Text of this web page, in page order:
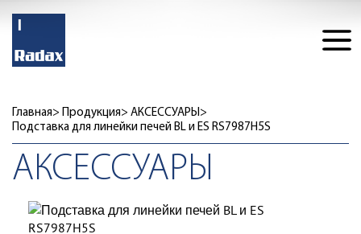
Главная Продукция
АКСЕССУАРЫ
Подставка для линейки печей BL и ES RS7987H5S
АКСЕССУАРЫ